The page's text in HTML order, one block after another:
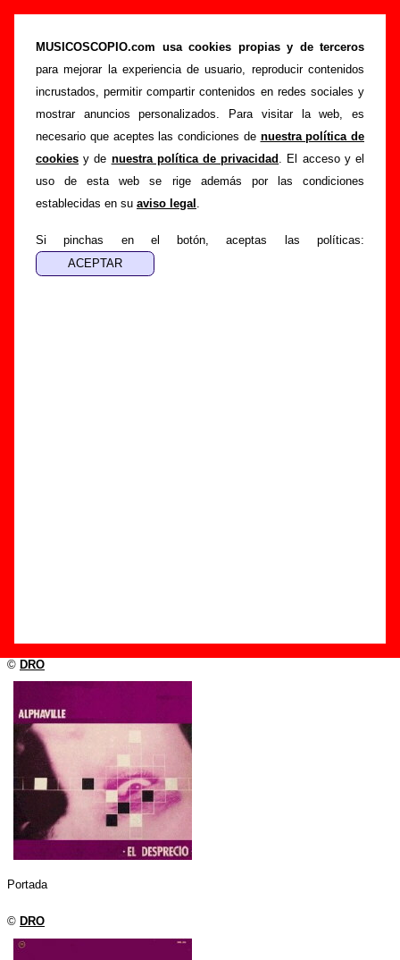
MUSICOSCOPIO.com usa cookies propias y de terceros
para mejorar la experiencia de usuario, reproducir contenidos
incrustados, permitir compartir contenidos en redes sociales y
mostrar anuncios personalizados. Para visitar la web, es
necesario que aceptes las condiciones de nuestra política de
cookies y de nuestra política de privacidad . El acceso y el
uso de esta web se rige además por las condiciones
establecidas en su aviso legal .
Si pinchas en el botón, aceptas las políticas:
“El desprecio” (Maxi 12’’, 1984) - Alphaville
Portada >Alphaville > Discografía >El desprecio
Esta página pretende recopilar todo tipo de información
sobre eldisco “El desprecio”, interpretado porAlphaville
Además del listado de canciones incluidas en el disco,
también se mostrarán en esta página otros tipos de
información a medida que estén disponibles: los datos
relacionados con su publicación, los créditos de la grabación
responsables de la grabación, las mezclas y la
masterización), información sobre otras ediciones en otros
© DRO
Portada
© DRO